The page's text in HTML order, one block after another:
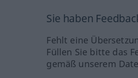
Sie haben
Fehlt eine
Füllen Sie bitte das
gemäß unserem